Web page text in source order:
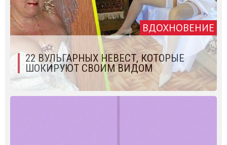
ВДОХНОВЕНИЕ
22 ВУЛЬГАРНЫХ НЕВЕСТ, КОТОРЫЕ
ШОКИРУЮТ СВОИМ ВИДОМ